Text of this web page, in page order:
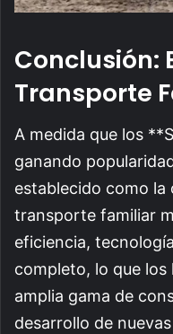
Conclusión:
Transporte
A medida que los
ganando
establecido como la
transporte familiar
eficiencia,
completo, lo que
amplia gama de
desarrollo de